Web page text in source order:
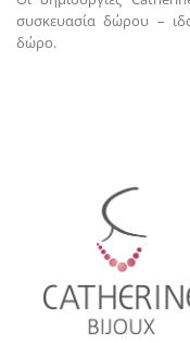
συσκευασία δώρου –
δώρο.